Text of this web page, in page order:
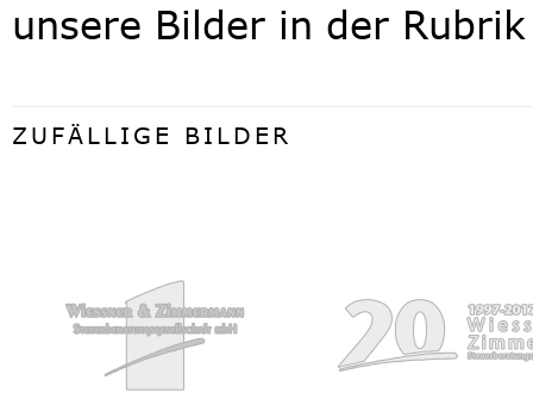
unsere Bilder in der
ZUFÄLLIGE BILDER